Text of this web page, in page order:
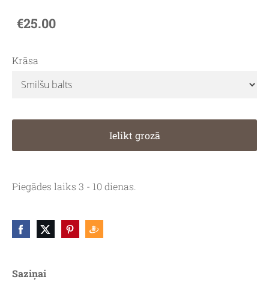
Saziņai
€25.00
Krāsa
Ielikt grozā
Piegādes laiks 3 - 10 dienas.